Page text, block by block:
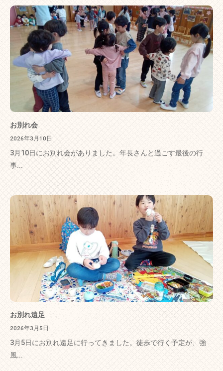
お別れ会
2026年3月10日
3月10日にお別れ会がありました。年長さんと過ごす最後の行
事...
お別れ遠足
2026年3月5日
3月5日にお別れ遠足に行ってきました。徒歩で行く予定が、強
風...